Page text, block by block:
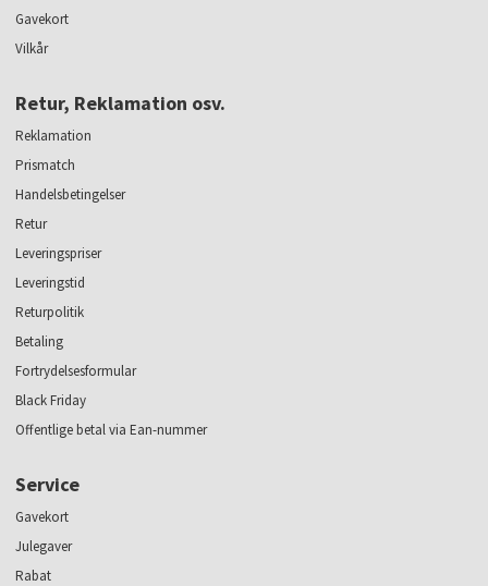
Gavekort
Vilkår
Retur, Reklamation osv.
Reklamation
Prismatch
Handelsbetingelser
Retur
Leveringspriser
Leveringstid
Returpolitik
Betaling
Fortrydelsesformular
Black Friday
Offentlige betal via Ean-nummer
Service
Gavekort
Julegaver
Rabat